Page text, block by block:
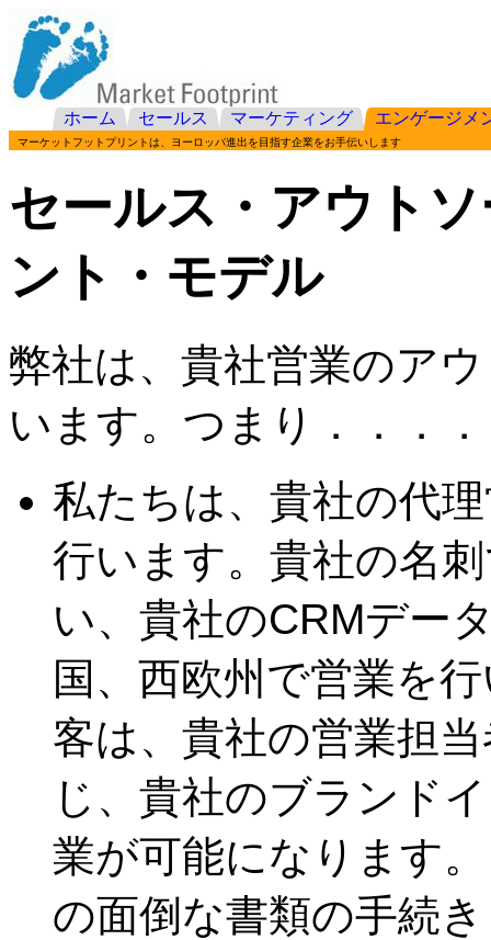
ホーム セールス マーケティング エンゲージメ
マーケットフットプリントは、ヨーロッパ進出を目指す企業をお手伝いします
セールス・アウト
ント・モデル
弊社は、貴社営業のア
います。つまり．．．．
私たちは、貴社の代
行います。貴社の名
い、貴社のCRMデー
国、西欧州で営業を
客は、貴社の営業担
じ、貴社のブランド
業が可能になります
の面倒な書類の手続